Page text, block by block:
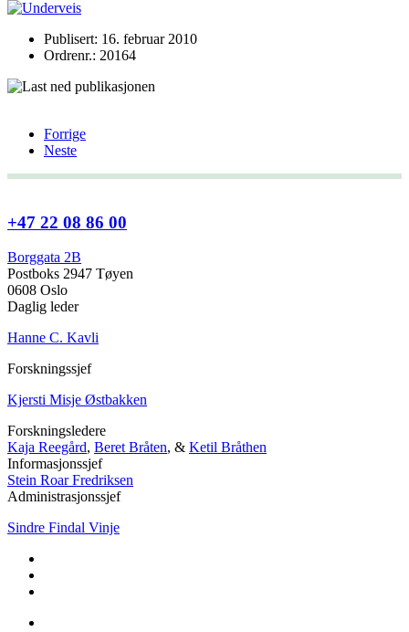
Publisert: 16. februar 2010
Ordrenr.: 20164
Forrige
Neste
+47 22 08 86 00
Borggata 2B
Postboks 2947 Tøyen
0608 Oslo
Daglig leder
Hanne C. Kavli
Forskningssjef
Kjersti Misje Østbakken
Forskningsledere
Kaja Reegård, Beret Bråten, & Ketil Bråthen
Informasjonssjef
Stein Roar Fredriksen
Administrasjonssjef
Sindre Findal Vinje